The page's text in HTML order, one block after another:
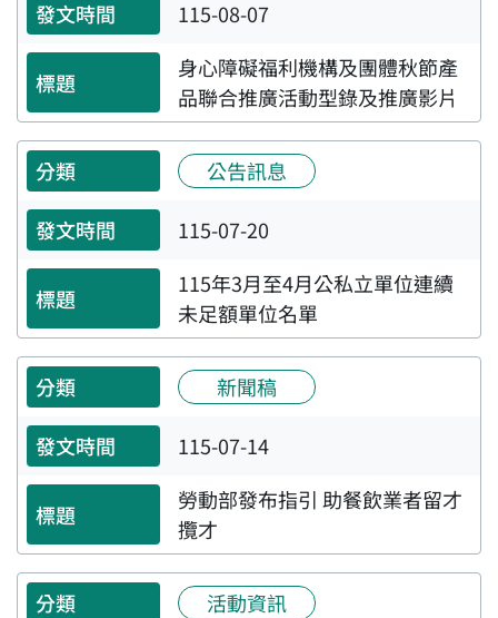
115-08-07
身心障礙福利機構及團體秋節產
品聯合推廣活動型錄及推廣影片
公告訊息
115-07-20
115年3月至4月公私立單位連續
未足額單位名單
新聞稿
115-07-14
勞動部發布指引 助餐飲業者留才
攬才
活動資訊